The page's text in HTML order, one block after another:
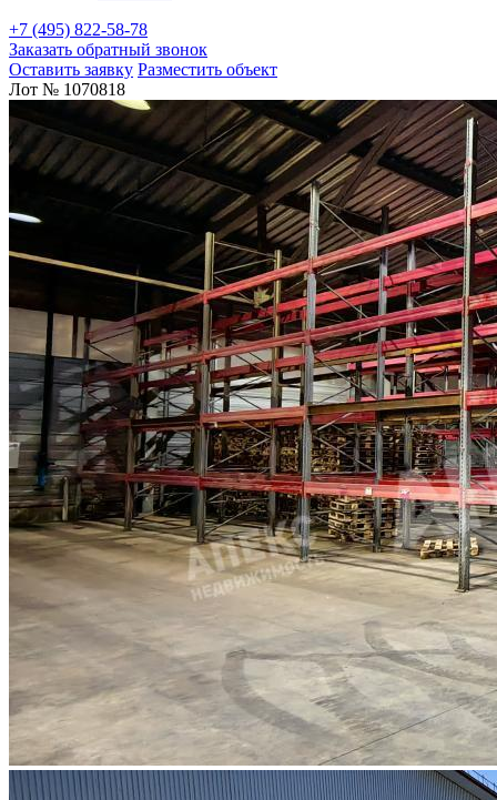
+7 (495) 822-58-78
Заказать обратный звонок
Оставить заявку Разместить объект
Лот № 1070818